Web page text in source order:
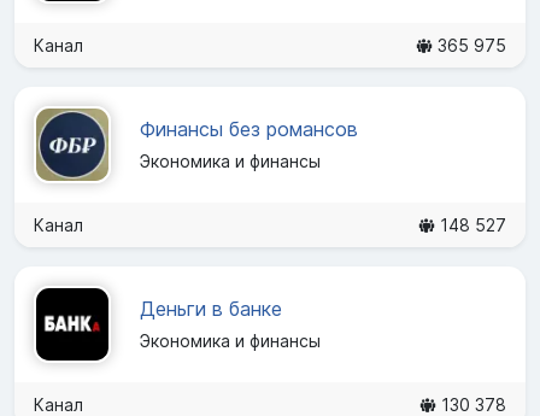
Канал 365 975
Финансы без романсов
Экономика и финансы
Канал 148 527
Деньги в банке
Экономика и финансы
Канал 130 378